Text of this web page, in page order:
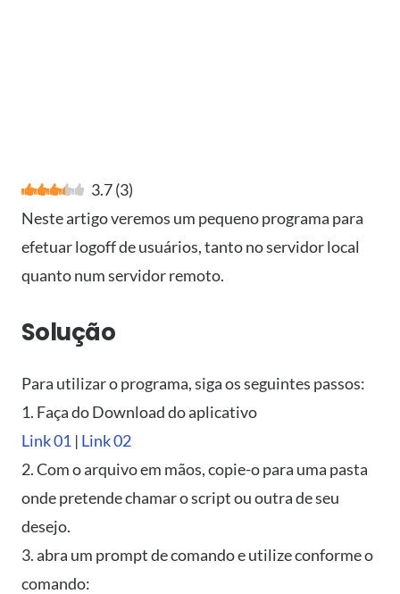
3.7(3)
Neste artigo veremos um pequeno programa para
efetuar logoff de usuários, tanto no servidor local
quanto num servidor remoto.
Solução
Para utilizar o programa, siga os seguintes passos:
1. Faça do Download do aplicativo
Link 01 | Link 02
2. Com o arquivo em mãos, copie-o para uma pasta
onde pretende chamar o script ou outra de seu
desejo.
3. abra um prompt de comando e utilize conforme o
comando: